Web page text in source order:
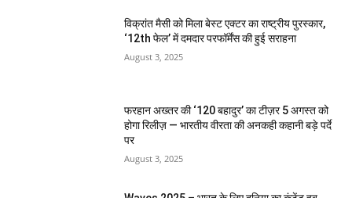
विक्रांत मैसी को मिला बेस्ट एक्टर का राष्ट्रीय पुरस्कार,
‘12th फेल’ में दमदार परफॉर्मेंस की हुई सराहना
August 3, 2025
फरहान अख्तर की ‘120 बहादुर’ का टीज़र 5 अगस्त को
होगा रिलीज़ — भारतीय वीरता की अनकही कहानी बड़े पर्दे
पर
August 3, 2025